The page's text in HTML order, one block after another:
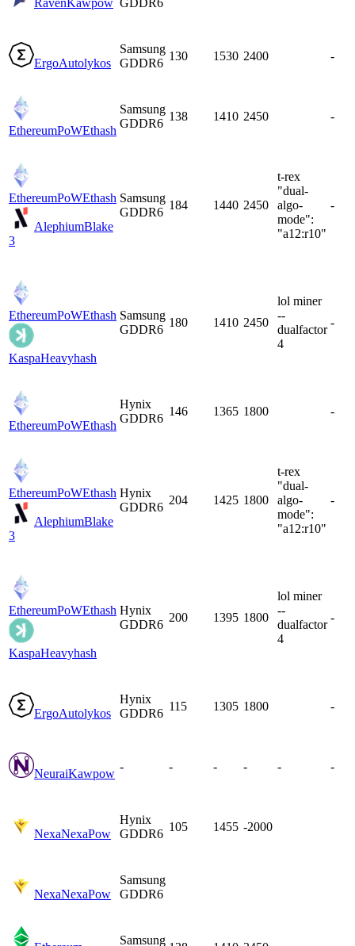
ErgoAutolykos
Samsung
GDDR6
130 1530 2400 -
EthereumPoWEthash
Samsung
GDDR6
138 1410 2450 -
EthereumPoWEthash
AlephiumBlake
3
Samsung
GDDR6
184 1440 2450
t-rex
"dual-
algo-
mode":
"a12:r10"
-
EthereumPoWEthash
KaspaHeavyhash
Samsung
GDDR6
180 1410 2450
lol miner
--
dualfactor
4
-
EthereumPoWEthash
Hynix
GDDR6
146 1365 1800 -
EthereumPoWEthash
AlephiumBlake
3
Hynix
GDDR6
204 1425 1800
t-rex
"dual-
algo-
mode":
"a12:r10"
-
EthereumPoWEthash
KaspaHeavyhash
Hynix
GDDR6
200 1395 1800
lol miner
--
dualfactor
4
-
ErgoAutolykos
Hynix
GDDR6
115 1305 1800 -
NeuraiKawpow
- - - - - -
NexaNexaPow
Hynix
GDDR6
105 1455 -2000
NexaNexaPow
Samsung
GDDR6
Samsung